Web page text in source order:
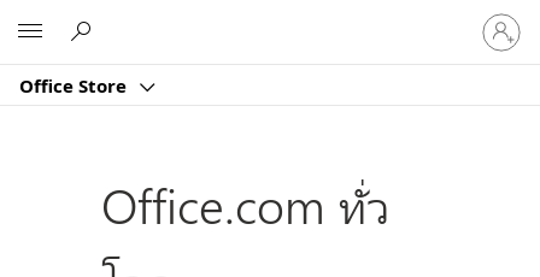
Office Store
ลงชื่อ
เข้า
บัญชี
Office.com ทั่ว